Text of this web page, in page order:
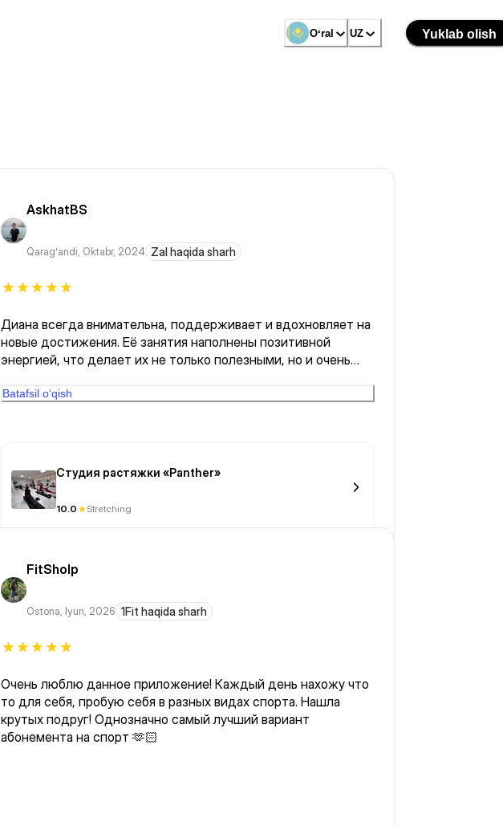
Oʻral UZ Yuklab olish
AskhatBS
Qaragʻandi, Oktabr, 2024 Zal haqida sharh
Диана всегда внимательна, поддерживает и вдохновляет на
новые достижения. Её занятия наполнены позитивной
энергией, что делает их не только полезными, но и очень
Batafsil o‘qish
Студия растяжки «Panther»
10.0 Stretching
FitSholp
Ostona, Iyun, 2026 1Fit haqida sharh
Очень люблю данное приложение! Каждый день нахожу что
то для себя, пробую себя в разных видах спорта. Нашла
крутых подруг! Однозначно самый лучший вариант
абонемента на спорт 🫶🏻